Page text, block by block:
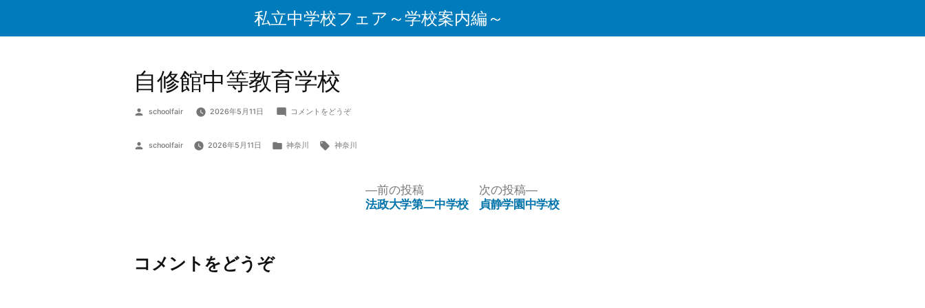
私立中学校フェア～学校案内編～
自修館中等教育学校
schoolfair 2026年5月11日 コメントをどうぞ
schoolfair 2026年5月11日 神奈川 神奈川
前の投稿
法政大学第二中学校
次の投稿
貞静学園中学校
コメントをどうぞ